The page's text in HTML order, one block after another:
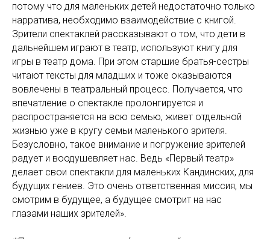
потому что для маленьких детей недостаточно только
нарратива, необходимо взаимодействие с книгой.
Зрители спектаклей рассказывают о том, что дети в
дальнейшем играют в театр, используют книгу для
игры в театр дома. При этом старшие братья-сестры
читают тексты для младших и тоже оказываются
вовлечены в театральный процесс. Получается, что
впечатление о спектакле пролонгируется и
распространяется на всю семью, живет отдельной
жизнью уже в кругу семьи маленького зрителя.
Безусловно, такое внимание и погружение зрителей
радует и воодушевляет нас. Ведь «Первый театр»
делает свои спектакли для маленьких Кандинских, для
будущих гениев. Это очень ответственная миссия, мы
смотрим в будущее, а будущее смотрит на нас
глазами наших зрителей».